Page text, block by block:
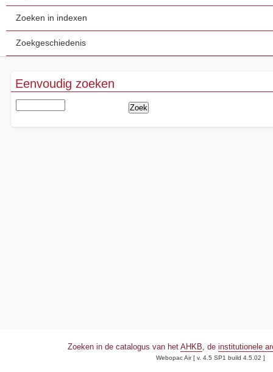
Zoeken in indexen
Zoekgeschiedenis
Eenvoudig zoeken
Zoeken in de catalogus van het AHKB, de institutionele
Webopac Air [ v. 4.5 SP1 build 4.5.02 ]